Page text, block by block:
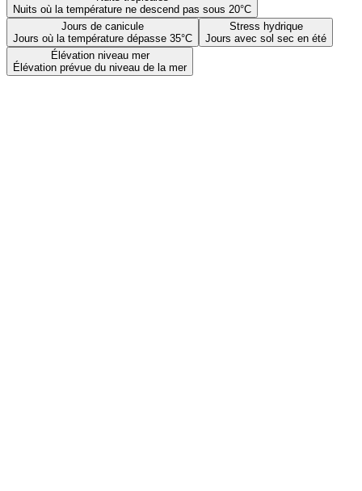
Nuits où la température ne descend pas sous 20°C
Jours de canicule
Jours où la température dépasse 35°C
Stress hydrique
Jours avec sol sec en été
Élévation niveau mer
Élévation prévue du niveau de la mer